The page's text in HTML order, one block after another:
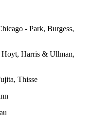
- Park, Burgess,
Hoyt, Harris & Ullman,
Thisse